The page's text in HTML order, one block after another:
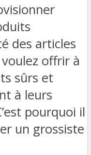
des articles
offrir à
sûrs et
à leurs
pourquoi il
un grossiste